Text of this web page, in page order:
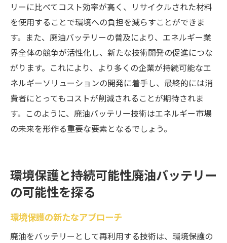
リーに比べてコスト効率が高く、リサイクルされた材料
を使用することで環境への負担を減らすことができま
す。また、廃油バッテリーの普及により、エネルギー業
界全体の競争が活性化し、新たな技術開発の促進につな
がります。これにより、より多くの企業が持続可能なエ
ネルギーソリューションの開発に着手し、最終的には消
費者にとってもコストが削減されることが期待されま
す。このように、廃油バッテリー技術はエネルギー市場
の未来を形作る重要な要素となるでしょう。
環境保護と持続可能性廃油バッテリー
の可能性を探る
環境保護の新たなアプローチ
廃油をバッテリーとして再利用する技術は、環境保護の